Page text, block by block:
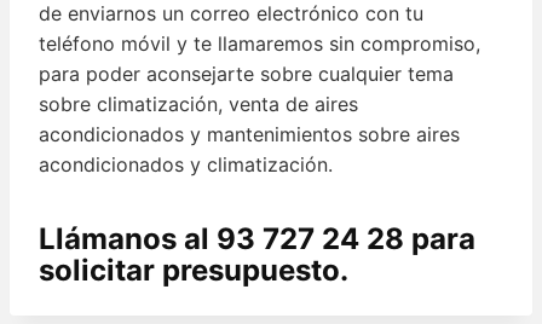
de enviarnos un correo electrónico con tu
teléfono móvil y te llamaremos sin compromiso,
para poder aconsejarte sobre cualquier tema
sobre climatización, venta de aires
acondicionados y mantenimientos sobre aires
acondicionados y climatización.
Llámanos al 93 727 24 28 para
solicitar presupuesto.